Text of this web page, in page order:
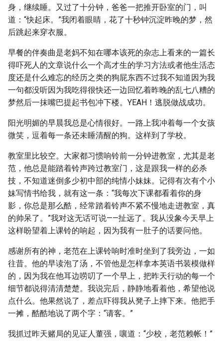
身，继续睡。又过了十分钟，爸爸一把推开卧室的门，叫
道：“快起床。”我闭着眼睛，花了十秒钟沉淀昨晚的梦，然
后跳起来穿衣服。
早餐的伴奏曲是老妈不知在哪本该死的杂志上看来的一篇长
得吓死人的文章说什么一个高才生的学习方法或者他生活态
度还是什么难忘的经历之类的狗屁东西不过我不知道因为我
一句都没听因为我吃得很快还一边回忆着昨晚的乱七八糟的
梦然后一抹嘴巴提起书包冲下楼。YEAH！逃脱做战成功。
阳光明媚的早晨我总是心情很好。一路上我冲着每一个女孩
微笑，逗着每一条还未睡清醒的狗。这样到了学校。
教室里比较空。大家都习惯响铃前一分钟进教室，尤其是老
范，他总是能踏着铃声跨过教室门，这是跟我一样的必杀
技，不知道迷倒多少初中部的纯情小妹妹。记得有次有个小
妹写情书给我，就有这一条：“我每次下课都看着你的身
影，你总是那么酷，经常踏着铃声不紧不慢地走进教室，真
的帅呆了。”我对这无话可说——扯远了。我从没象今天早上
这样盼望着上课铃的响起，因为我有一肚子的话要问他。
感谢所有的神，老范在上课铃响时准时坐到了我旁边，一如
往昔。他的早读泡了汤，不管他是怎样拿本英语书装模做样
的，因为我在他耳边唠叨了一个早上，把昨天行动的每一个
细节都说得清清楚楚。我说完后，静静地看着他，希望他说
点什么。他果然说了，差点吓得我从凳子上摔下来。他把手
一摊，酷酷地说了两个字：“请客。”
我抓过昨天赌局的见证人董强，嚷道：“少校，老范赖帐！”